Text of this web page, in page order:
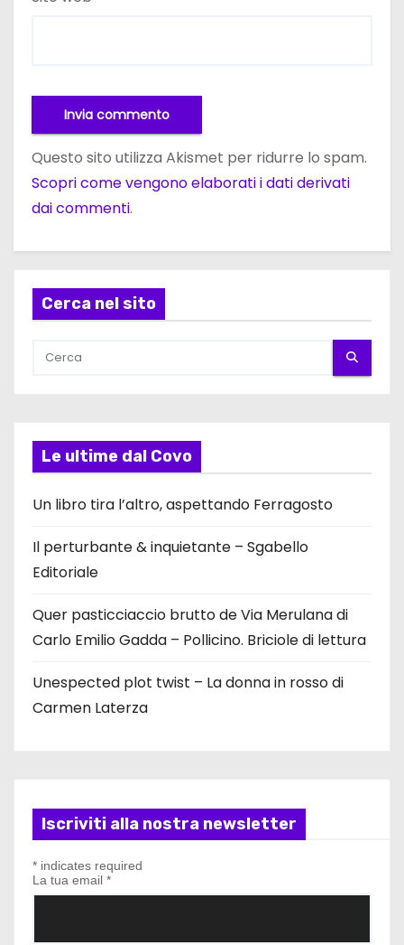
Questo sito utilizza Akismet per ridurre lo spam.
Scopri come vengono elaborati i dati derivati
dai commenti.
Cerca nel sito
Le ultime dal Covo
Un libro tira l’altro, aspettando Ferragosto
Il perturbante & inquietante – Sgabello
Editoriale
Quer pasticciaccio brutto de Via Merulana di
Carlo Emilio Gadda – Pollicino. Briciole di lettura
Unespected plot twist – La donna in rosso di
Carmen Laterza
Iscriviti alla nostra newsletter
* indicates required
La tua email *